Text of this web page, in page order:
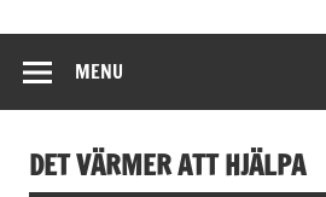
MENU
DET VÄRMER ATT HJÄLPA